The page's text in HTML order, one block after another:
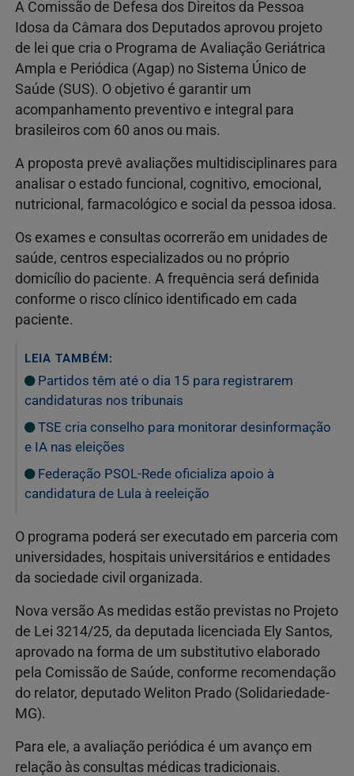
A Comissão de Defesa dos Direitos da Pessoa
Idosa da Câmara dos Deputados aprovou projeto
de lei que cria o Programa de Avaliação Geriátrica
Ampla e Periódica (Agap) no Sistema Único de
Saúde (SUS). O objetivo é garantir um
acompanhamento preventivo e integral para
brasileiros com 60 anos ou mais.
A proposta prevê avaliações multidisciplinares para
analisar o estado funcional, cognitivo, emocional,
nutricional, farmacológico e social da pessoa idosa.
Os exames e consultas ocorrerão em unidades de
saúde, centros especializados ou no próprio
domicílio do paciente. A frequência será definida
conforme o risco clínico identificado em cada
paciente.
LEIA TAMBÉM:
Partidos têm até o dia 15 para registrarem
candidaturas nos tribunais
TSE cria conselho para monitorar desinformação
e IA nas eleições
Federação PSOL-Rede oficializa apoio à
candidatura de Lula à reeleição
O programa poderá ser executado em parceria com
universidades, hospitais universitários e entidades
da sociedade civil organizada.
Nova versão As medidas estão previstas no Projeto
de Lei 3214/25, da deputada licenciada Ely Santos,
aprovado na forma de um substitutivo elaborado
pela Comissão de Saúde, conforme recomendação
do relator, deputado Weliton Prado (Solidariedade-
MG).
Para ele, a avaliação periódica é um avanço em
relação às consultas médicas tradicionais.